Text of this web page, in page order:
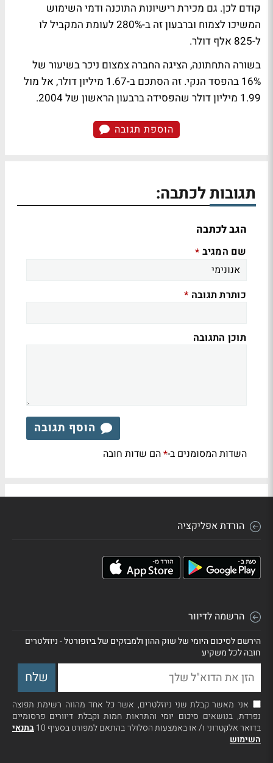
קודם לכן. גם מכירת רישיונות התוכנה ודמי השימוש
המשיכו לצמוח וברבעון זה ב-280% לעומת המקביל לו
ל-825 אלף דולר.
בשורה התחתונה, הציגה החברה צמצום ניכר בשיעור של
16% בהפסד הנקי. זה הסתכם ב-1.67 מיליון דולר, אל מול
1.99 מיליון דולר שהפסידה ברבעון הראשון של 2004.
הוספת תגובה
תגובות לכתבה:
הגב לכתבה
שם המגיב *
כותרת תגובה *
תוכן התגובה
הוסף תגובה
השדות המסומנים ב-*הם שדות חובה
הורדת אפליקציה
הרשמה לדיוור
הירשם לסיכום היומי של שוק ההון ולמבזקים של ביזפורטל - ניוזלטרים
חובה לכל משקיע
אני מאשר קבלת שני ניוזלטרים, אשר כל אחד מהווה רשימת תפוצה
נפרדת, בנושאים סיכום יומי והתראות חמות וקבלת דיוורים פרסומיים
בדואר אלקטרוני ו/ או באמצעות הסלולר בהתאם למפורט בסעיף 10
בתנאי
השימוש